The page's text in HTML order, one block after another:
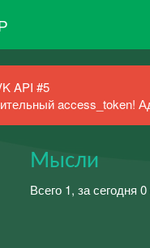
API #5
access_token!
Мысли
Всего 1, за сегодня